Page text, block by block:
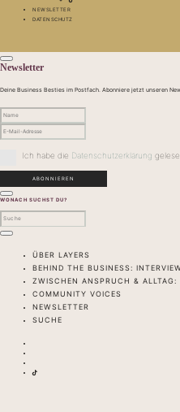
NEWSLETTER
DATENSCHUTZ
Newsletter
Deine Business Besties im Postfach. Abonniere jetzt unseren
Ich habe die Datenschutzerklärung
WONACH SUCHST DU?
ÜBER LAYERS
BEHIND THE BUSINESS:
ZWISCHEN ANSPRUCH & ALLTAG:
COMMUNITY VOICES
NEWSLETTER
SUCHE